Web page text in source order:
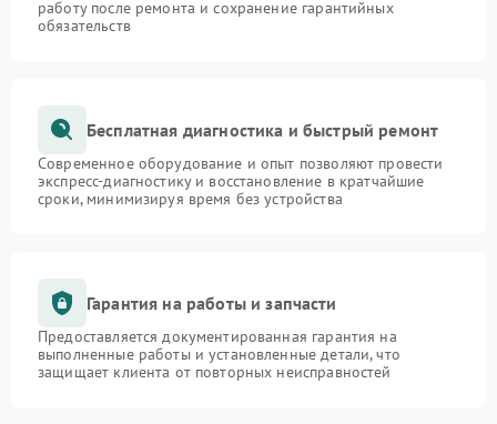
работу после ремонта и сохранение гарантийных
обязательств
Бесплатная диагностика и быстрый ремонт
Современное оборудование и опыт позволяют провести
экспресс-диагностику и восстановление в кратчайшие
сроки, минимизируя время без устройства
Гарантия на работы и запчасти
Предоставляется документированная гарантия на
выполненные работы и установленные детали, что
защищает клиента от повторных неисправностей